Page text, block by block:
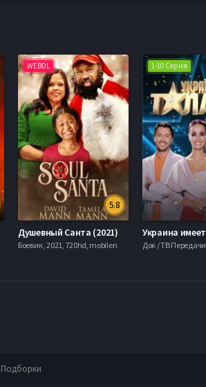
WEBDL
5.8
Душевный Санта (2021)
Боевик , 2021, 720hd, mobilen
1-10 Серия
Док / ТВ Передачи
Подборки